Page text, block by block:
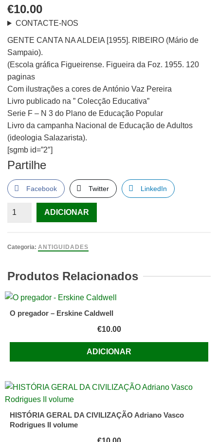
€10.00
CONTACTE-NOS
GENTE CANTA NA ALDEIA [1955]. RIBEIRO (Mário de
Sampaio).
(Escola gráfica Figueirense. Figueira da Foz. 1955. 120
paginas
Com ilustrações a cores de António Vaz Pereira
Livro publicado na ” Colecção Educativa”
Serie F – N 3 do Plano de Educação Popular
Livro da campanha Nacional de Educação de Adultos
(ideologia Salazarista).
[sgmb id=”2″]
Partilhe
Facebook Twitter LinkedIn
Quantidade
CANTA
[1955].
RIBEIRO
de
(Escola
da
Foz.
1955.
120
ADICIONAR
Categoria: ANTIGUIDADES
Produtos Relacionados
O pregador – Erskine Caldwell
€10.00
ADICIONAR
HISTÓRIA GERAL DA CIVILIZAÇÃO Adriano Vasco
Rodrigues II volume